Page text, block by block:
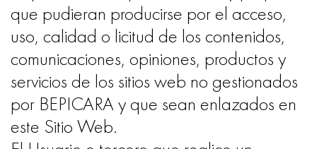
que pudieran producirse por el acceso,
uso, calidad o licitud de los contenidos,
comunicaciones, opiniones, productos y
servicios de los sitios web no gestionados
por BEPICARA y que sean enlazados en
este Sitio Web.